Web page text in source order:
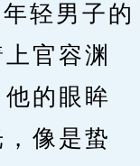
的
官容渊
的眼眸
像是蛰